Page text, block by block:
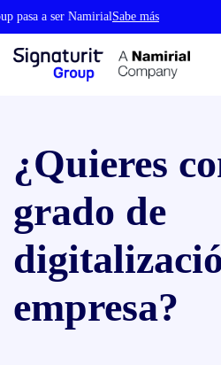
a ser NamirialSabe más
¿Quieres
grado de
empresa?